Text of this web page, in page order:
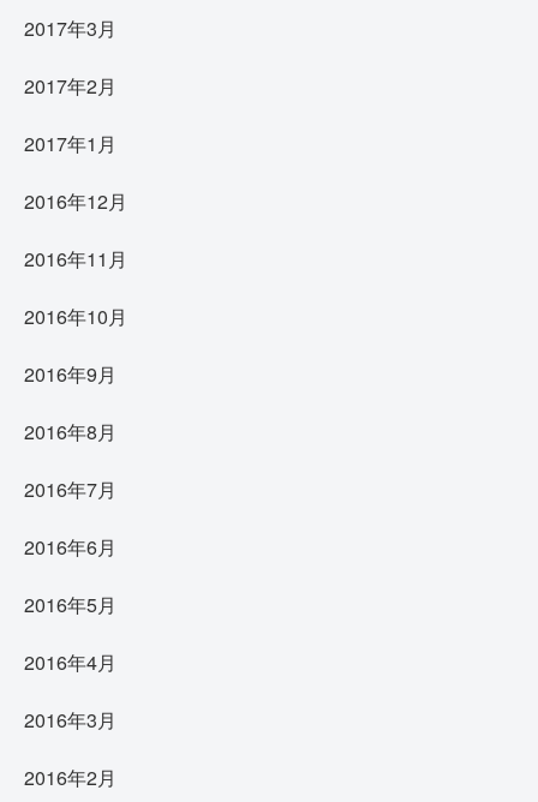
2017年3月
2017年2月
2017年1月
2016年12月
2016年11月
2016年10月
2016年9月
2016年8月
2016年7月
2016年6月
2016年5月
2016年4月
2016年3月
2016年2月